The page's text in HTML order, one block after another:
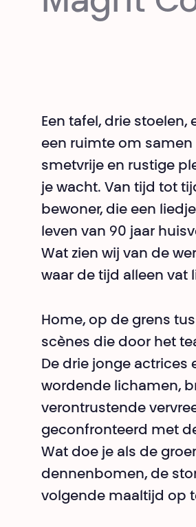
Een tafel, drie stoelen,
een ruimte om samen
smetvrije en rustige
je wacht. Van tijd tot
bewoner, die een
leven van 90 jaar
Wat zien wij van de
waar de tijd alleen vat
Home, op de grens
scènes die door het
De drie jonge actrices
wordende lichamen,
verontrustende
geconfronteerd met
Wat doe je als de
dennenbomen, de
volgende maaltijd op